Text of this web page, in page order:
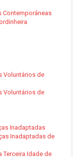
Contemporâneas
Voluntários de
Voluntários de
Inadaptadas
Inadaptadas de
Terceira Idade de